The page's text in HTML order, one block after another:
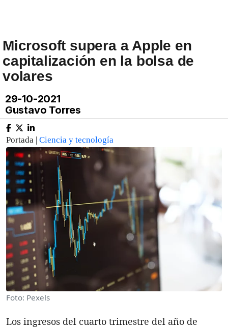
Microsoft supera a Apple en
capitalización en la bolsa de
volares
29-10-2021
Gustavo Torres
Portada | Ciencia y tecnología
Foto: Pexels
Los ingresos del cuarto trimestre del año de